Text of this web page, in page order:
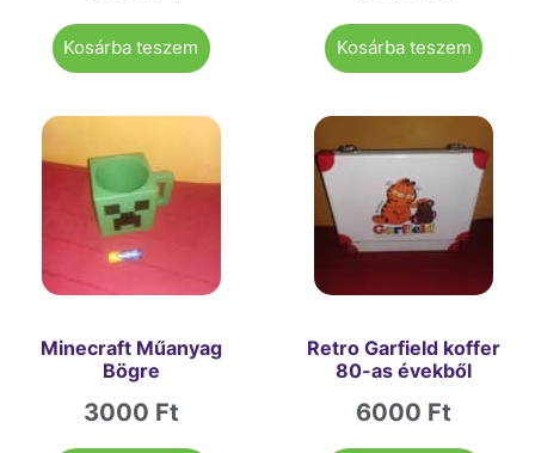
Kosárba teszem Kosárba teszem
Minecraft Műanyag
Bögre
3000 Ft
Retro Garfield koffer
80-as évekből
6000 Ft